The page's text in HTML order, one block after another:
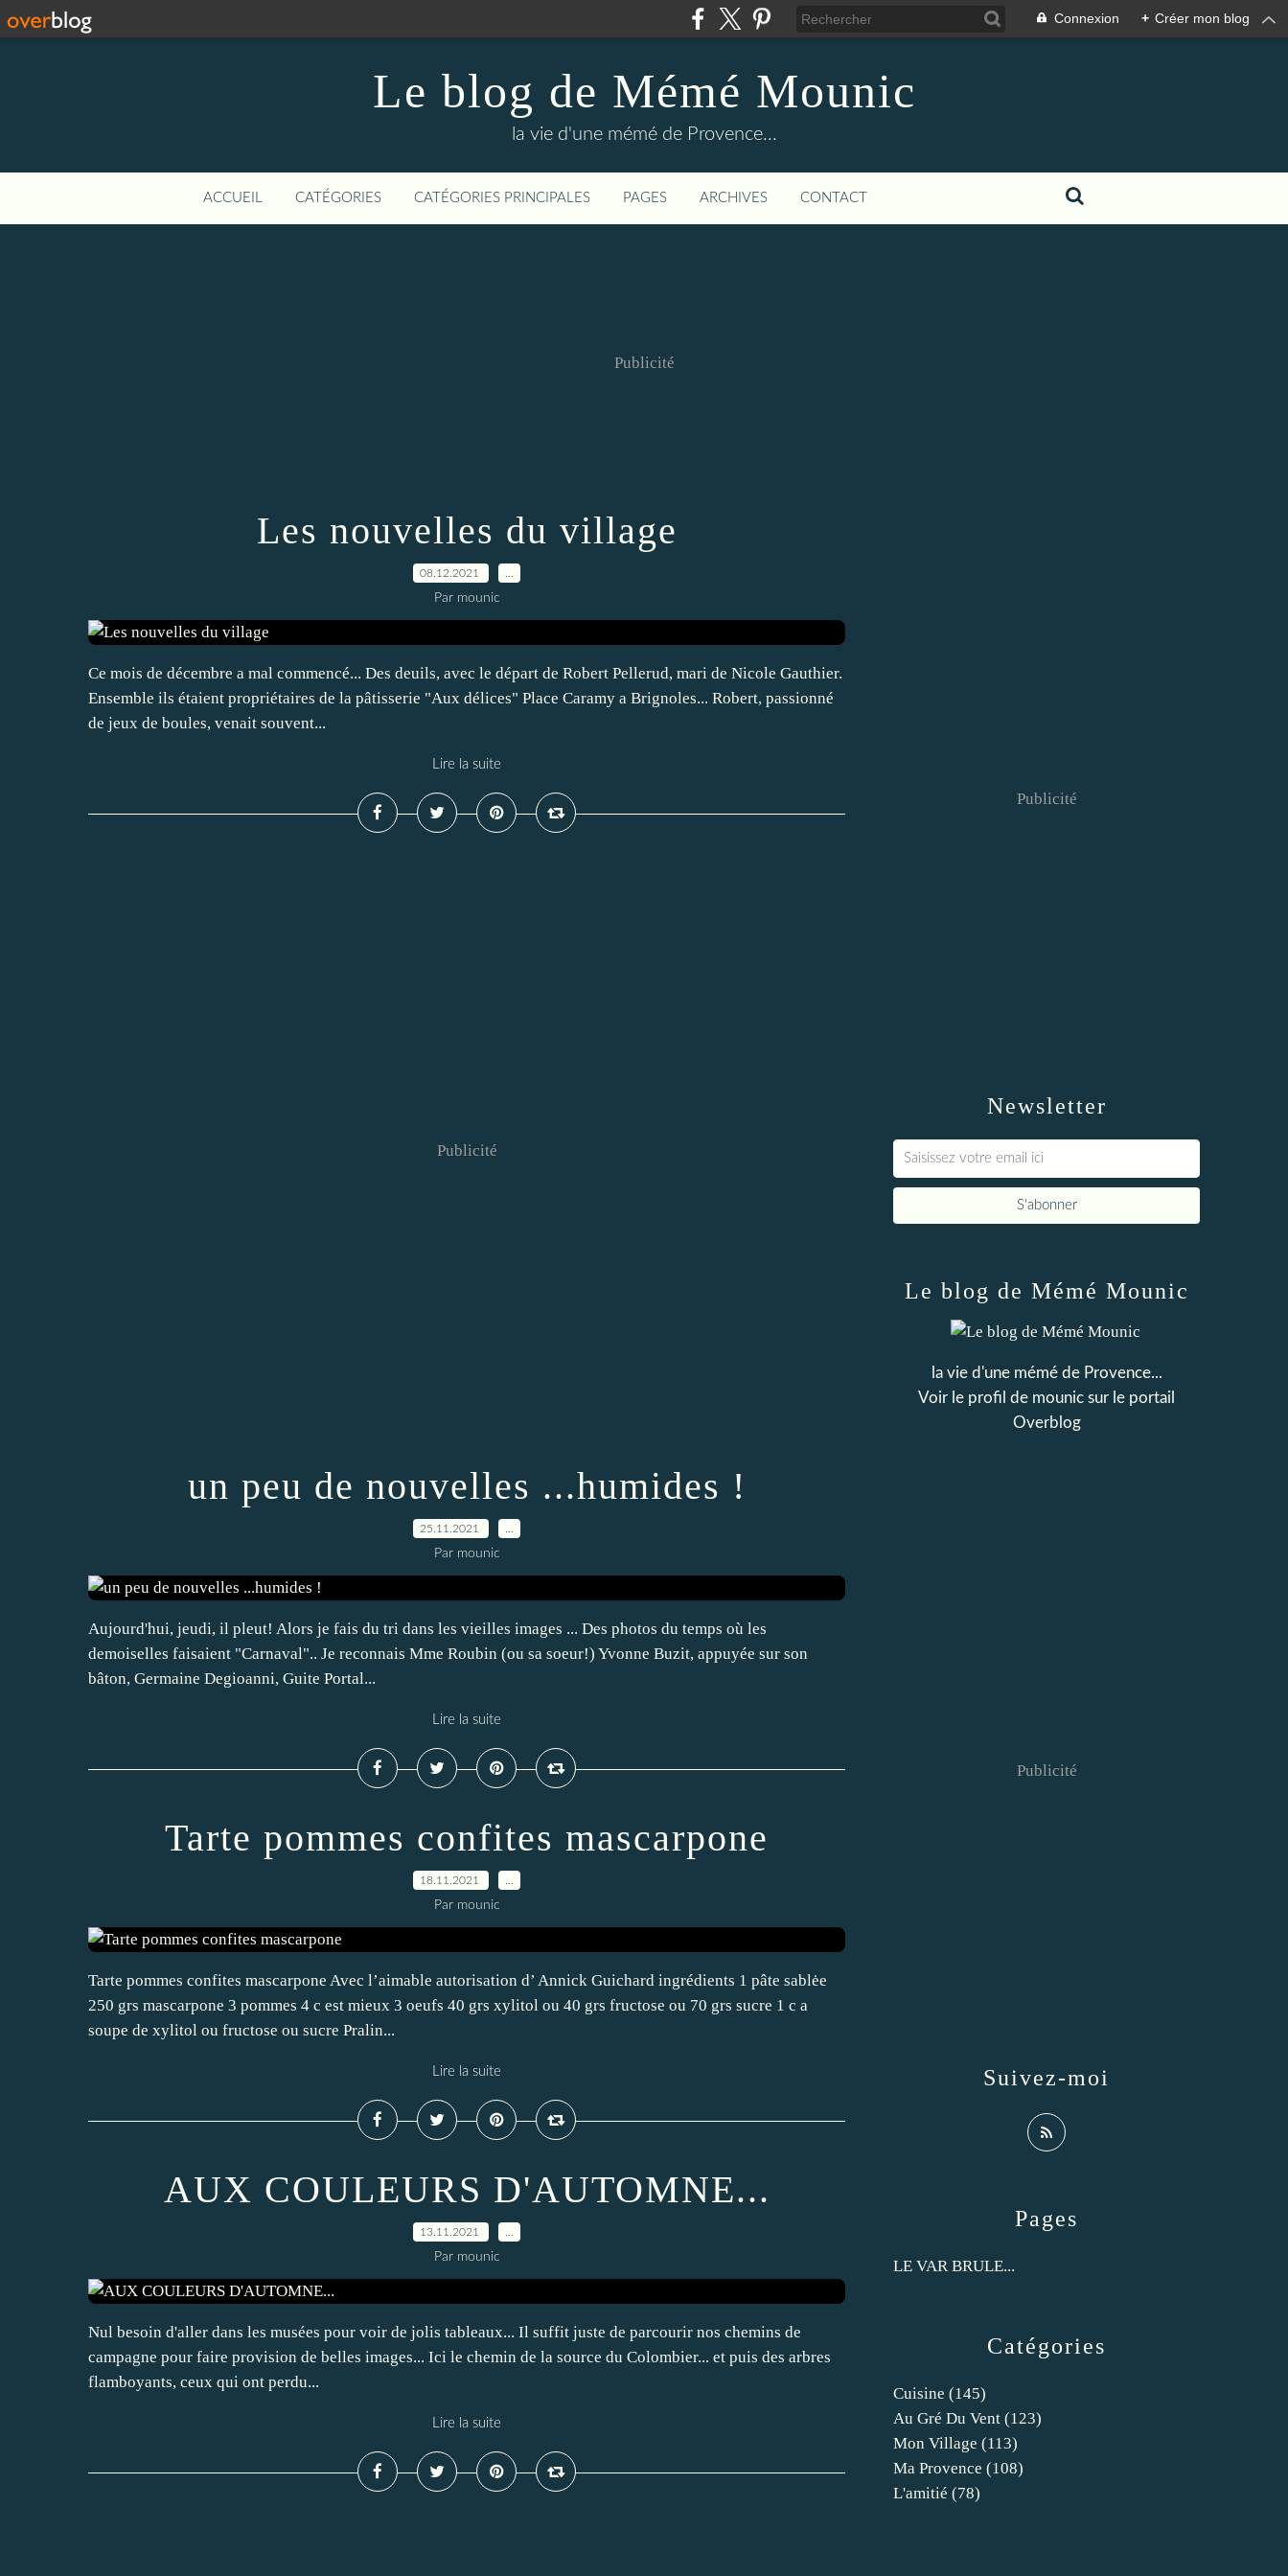
Connexion + Créer mon blog
Le blog de Mémé Mounic
la vie d'une mémé de Provence...
ACCUEIL CATÉGORIES CATÉGORIES PRINCIPALES PAGES ARCHIVES CONTACT
Publicité
Les nouvelles du village
08.12.2021
Par mounic
Ce mois de décembre a mal commencé... Des deuils, avec le départ de Robert Pellerud, mari de Nicole Gauthier.
Ensemble ils étaient propriétaires de la pâtisserie "Aux délices" Place Caramy a Brignoles... Robert, passionné
de jeux de boules, venait souvent...
Lire la suite
Publicité
un peu de nouvelles ...humides !
25.11.2021
Par mounic
Aujourd'hui, jeudi, il pleut! Alors je fais du tri dans les vieilles images ... Des photos du temps où les
demoiselles faisaient "Carnaval".. Je reconnais Mme Roubin (ou sa soeur!) Yvonne Buzit, appuyée sur son
bâton, Germaine Degioanni, Guite Portal...
Lire la suite
Tarte pommes confites mascarpone
18.11.2021
Par mounic
Tarte pommes confites mascarpone Avec l’aimable autorisation d’ Annick Guichard ingrédients 1 pâte sablėe
250 grs mascarpone 3 pommes 4 c est mieux 3 oeufs 40 grs xylitol ou 40 grs fructose ou 70 grs sucre 1 c a
soupe de xylitol ou fructose ou sucre Pralin...
Lire la suite
AUX COULEURS D'AUTOMNE...
13.11.2021
Par mounic
Nul besoin d'aller dans les musées pour voir de jolis tableaux... Il suffit juste de parcourir nos chemins de
campagne pour faire provision de belles images... Ici le chemin de la source du Colombier... et puis des arbres
flamboyants, ceux qui ont perdu...
Lire la suite
Newsletter
Publicité
Catégories
Cuisine (145)
Au Gré Du Vent (123)
Mon Village (113)
Ma Provence (108)
L'amitié (78)
Pages
LE VAR BRULE...
Le blog de Mémé Mounic
la vie d'une mémé de Provence...
Voir le profil de mounic sur le portail
Overblog
Suivez-moi
Publicité